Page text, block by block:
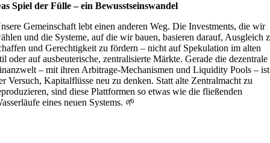
Spiel der Fülle – ein Bewusstseinswandel
Gemeinschaft lebt einen anderen Weg. Die Investments, die wir
und die Systeme, auf die wir bauen, basieren darauf, Ausgleich
und Gerechtigkeit zu fördern – nicht auf Spekulation im alten
oder auf ausbeuterische, zentralisierte Märkte. Gerade die dezentrale
– mit ihren Arbitrage-Mechanismen und Liquidity Pools – ist
Versuch, Kapitalflüsse neu zu denken. Statt alte Zentralmacht zu
sind diese Plattformen so etwas wie die fließenden
eines neuen Systems. 🌱